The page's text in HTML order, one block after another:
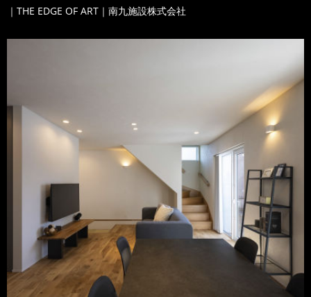
｜THE EDGE OF ART｜南九施設株式会社